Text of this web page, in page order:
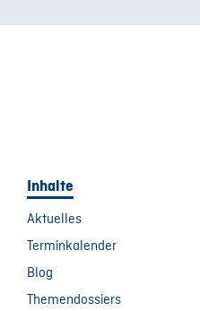
Inhalte
Aktuelles
Terminkalender
Blog
Themendossiers